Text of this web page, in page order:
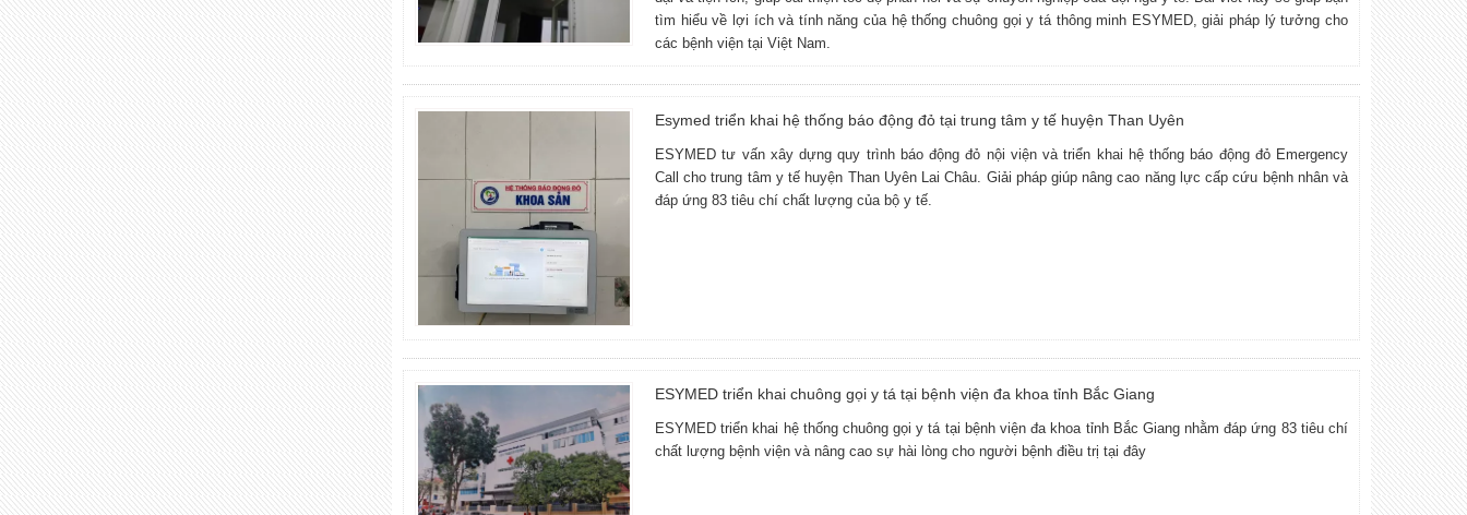
tìm hiểu về lợi ích và tính năng của hệ thống chuông gọi y tá thông minh ESYMED, giải pháp lý tưởng cho
các bệnh viện tại Việt Nam.
Esymed triển khai hệ thống báo động đỏ tại trung tâm y tế huyện Than Uyên
ESYMED tư vấn xây dựng quy trình báo động đỏ nội viện và triển khai hệ thống báo động đỏ Emergency
Call cho trung tâm y tế huyện Than Uyên Lai Châu. Giải pháp giúp nâng cao năng lực cấp cứu bệnh nhân và
đáp ứng 83 tiêu chí chất lượng của bộ y tế.
ESYMED triển khai chuông gọi y tá tại bệnh viện đa khoa tỉnh Bắc Giang
ESYMED triển khai hệ thống chuông gọi y tá tại bệnh viện đa khoa tỉnh Bắc Giang nhằm đáp ứng 83 tiêu chí
chất lượng bệnh viện và nâng cao sự hài lòng cho người bệnh điều trị tại đây